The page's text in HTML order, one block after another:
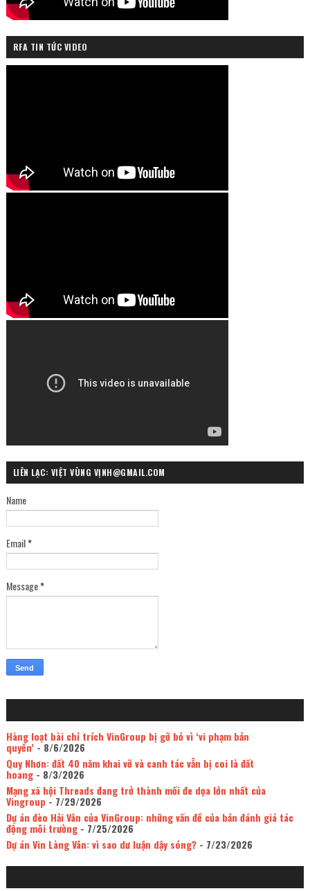
RFA TIN TỨC VIDEO
LIÊN LẠC: VIỆT VÙNG VỊNH@GMAIL.COM
Name
Email*
Message*
Hàng loạt bài chỉ trích VinGroup bị gỡ bỏ vì ‘vi phạm bản
quyền’- 8/6/2026
Quy Nhơn: đất 40 năm khai vỡ và canh tác vẫn bị coi là đất
hoang- 8/3/2026
Mạng xã hội Threads đang trở thành mối đe dọa lớn nhất của
Vingroup - 7/29/2026
Dự án đèo Hải Vân của VinGroup: những vấn đề của bản đánh giá tác
động môi trường- 7/25/2026
Dự án Vin Làng Vân: vì sao dư luận dậy sóng?- 7/23/2026